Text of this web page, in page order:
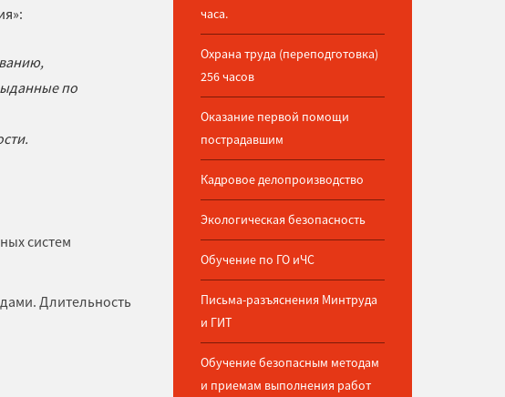
по
систем
Длительность
часа.
Охрана труда (переподготовка)
256 часов
Оказание первой помощи
пострадавшим
Кадровое делопроизводство
Экологическая безопасность
Обучение по ГО иЧС
Письма-разъяснения Минтруда
и ГИТ
Обучение безопасным методам
и приемам выполнения работ